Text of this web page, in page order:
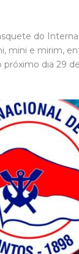
do
mini e mirim,
próximo dia 29